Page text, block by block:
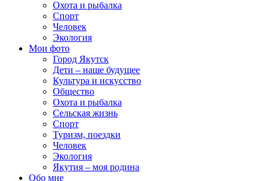
Охота и рыбалка
Спорт
Человек
Экология
Мои фото
Город Якутск
Дети – наше будущее
Культура и искусство
Общество
Охота и рыбалка
Сельская жизнь
Спорт
Туризм, поездки
Человек
Экология
Якутия – моя родина
Обо мне